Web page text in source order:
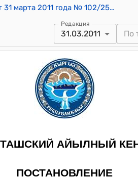
Постановление Сын-Ташского айылного кенеша от 31 марта 2011 года № 102/25-17 "Об утверждении специального счета"
Редакция
31.03.2011